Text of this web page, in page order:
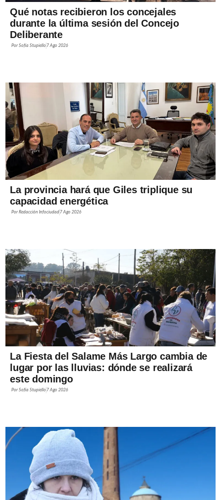
Qué notas recibieron los concejales
durante la última sesión del Concejo
Deliberante
PorSofía Stupiello 7 Ago 2026
La provincia hará que Giles triplique su
capacidad energética
PorRedacción Infociudad 7 Ago 2026
La Fiesta del Salame Más Largo cambia de
lugar por las lluvias: dónde se realizará
este domingo
PorSofía Stupiello 7 Ago 2026